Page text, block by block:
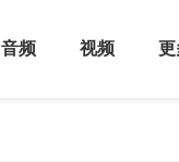
音频 视频 更